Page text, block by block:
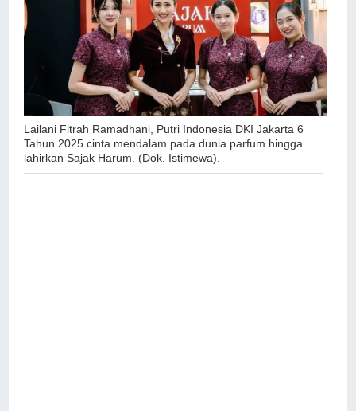
Lailani Fitrah Ramadhani, Putri Indonesia DKI Jakarta 6
Tahun 2025 cinta mendalam pada dunia parfum hingga
lahirkan Sajak Harum. (Dok. Istimewa).